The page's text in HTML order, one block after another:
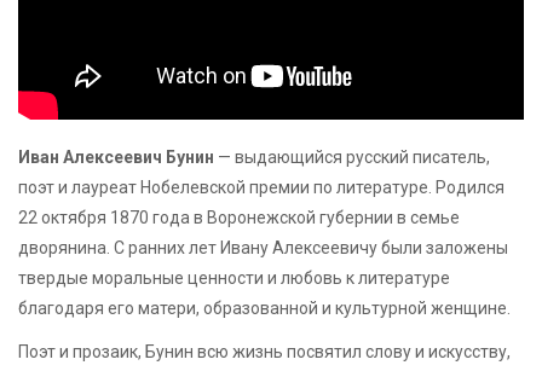
Иван Алексеевич Бунин — выдающийся русский писатель,
поэт и лауреат Нобелевской премии по литературе. Родился
22 октября 1870 года в Воронежской губернии в семье
дворянина. С ранних лет Ивану Алексеевичу были заложены
твердые моральные ценности и любовь к литературе
благодаря его матери, образованной и культурной женщине.
Поэт и прозаик, Бунин всю жизнь посвятил слову и искусству,